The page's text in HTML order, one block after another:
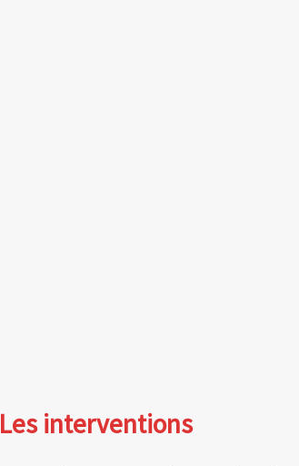
Les interventions